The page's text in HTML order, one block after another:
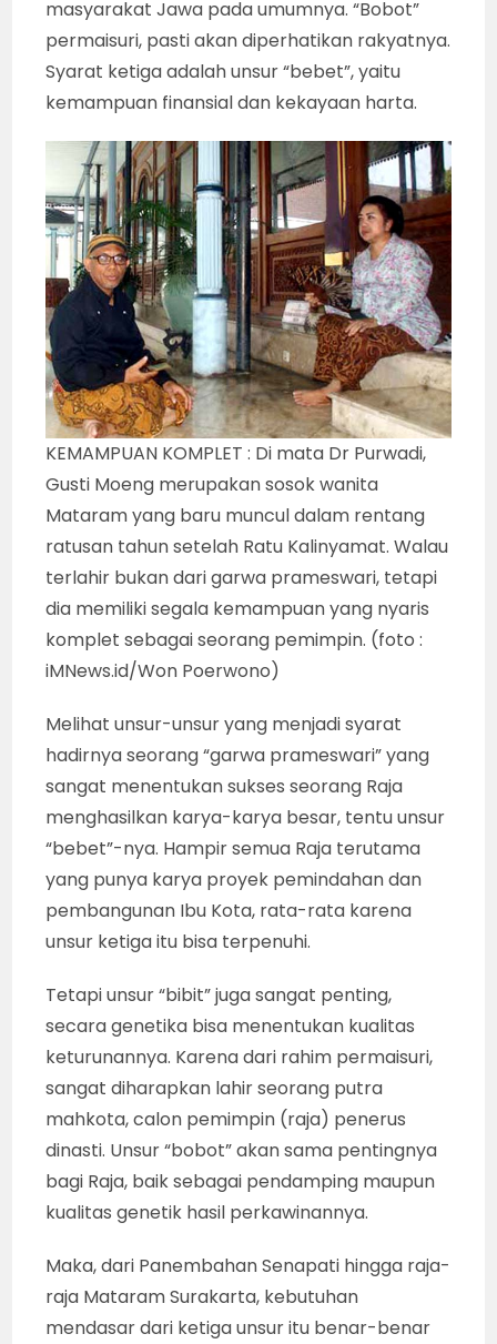
masyarakat Jawa pada umumnya. “Bobot”
permaisuri, pasti akan diperhatikan rakyatnya.
Syarat ketiga adalah unsur “bebet”, yaitu
kemampuan finansial dan kekayaan harta.
KEMAMPUAN KOMPLET : Di mata Dr Purwadi,
Gusti Moeng merupakan sosok wanita
Mataram yang baru muncul dalam rentang
ratusan tahun setelah Ratu Kalinyamat. Walau
terlahir bukan dari garwa prameswari, tetapi
dia memiliki segala kemampuan yang nyaris
komplet sebagai seorang pemimpin. (foto :
iMNews.id/Won Poerwono)
Melihat unsur-unsur yang menjadi syarat
hadirnya seorang “garwa prameswari” yang
sangat menentukan sukses seorang Raja
menghasilkan karya-karya besar, tentu unsur
“bebet”-nya. Hampir semua Raja terutama
yang punya karya proyek pemindahan dan
pembangunan Ibu Kota, rata-rata karena
unsur ketiga itu bisa terpenuhi.
Tetapi unsur “bibit” juga sangat penting,
secara genetika bisa menentukan kualitas
keturunannya. Karena dari rahim permaisuri,
sangat diharapkan lahir seorang putra
mahkota, calon pemimpin (raja) penerus
dinasti. Unsur “bobot” akan sama pentingnya
bagi Raja, baik sebagai pendamping maupun
kualitas genetik hasil perkawinannya.
Maka, dari Panembahan Senapati hingga raja-
raja Mataram Surakarta, kebutuhan
mendasar dari ketiga unsur itu benar-benar